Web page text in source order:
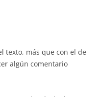
texto, más que con el de
algún comentario